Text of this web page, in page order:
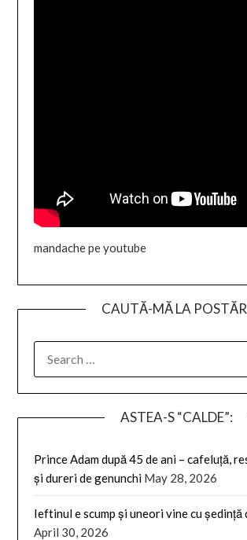
mandache pe youtube
CAUTĂ-MĂ LA
FOR:
ASTEA-S “CALDE”:
Prince Adam după 45 de ani – cafeluță,
și dureri de genunchi May 28, 2026
Ieftinul e scump și uneori vine cu ședință
April 30, 2026